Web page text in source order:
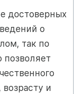
достоверных
о
так по
и